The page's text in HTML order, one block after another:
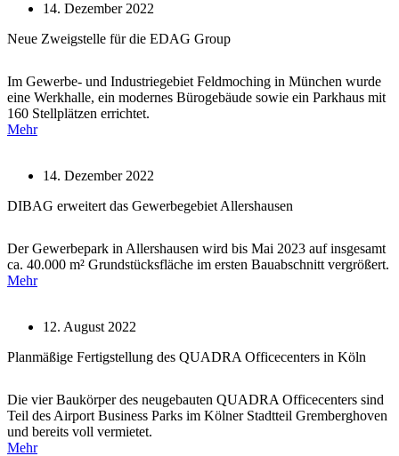
14. Dezember 2022
Neue Zweigstelle für die EDAG Group
Im Gewerbe- und Industriegebiet Feldmoching in München wurde
eine Werkhalle, ein modernes Bürogebäude sowie ein Parkhaus mit
160 Stellplätzen errichtet.
Mehr
14. Dezember 2022
DIBAG erweitert das Gewerbegebiet Allershausen
Der Gewerbepark in Allershausen wird bis Mai 2023 auf insgesamt
ca. 40.000 m² Grundstücksfläche im ersten Bauabschnitt vergrößert.
Mehr
12. August 2022
Planmäßige Fertigstellung des QUADRA Officecenters in Köln
Die vier Baukörper des neugebauten QUADRA Officecenters sind
Teil des Airport Business Parks im Kölner Stadtteil Gremberghoven
und bereits voll vermietet.
Mehr